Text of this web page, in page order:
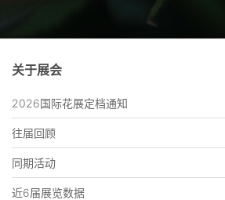
关于展会
2026国际花展定档通知
往届回顾
同期活动
近6届展览数据